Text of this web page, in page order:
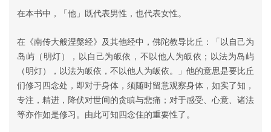
在本书中，「他」既代表男性，也代表女性。
在《南传大般涅槃经》及其他经中，佛陀教导比丘：「以自己为
岛屿（明灯），以自己为皈依，不以他人为皈依；以法为岛屿
（明灯），以法为皈依，不以他人为皈依。」他的意思是要比丘
们修习四念处，即对于身体，须随时留意观察身体，如实了知，
专注，精进，降伏对世间的贪瞋与悲痛；对于感受、心意、诸法
等亦作如是修习。由此可知四念住的重要性了。